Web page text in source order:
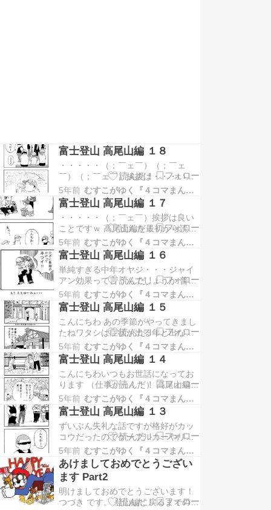
富士登山 高尾山編 １８
・・・・・（；￣ェ￣）（；￣ェ
￣）（；￣ェ￣）挨拶は・・・いい
ことだよネ？ 高尾山編を最初から読
む方は こちら → 富士登山 高尾山編
１ 富士登山 最初から読む方はこちら
→ 富士登山 準備編 １ ランキングに
参加しています。クリックしてもら
えるとランクアップしてやる気がで
ます…
5年前 むすこがゆく『４コマまんが』
富士登山 高尾山編 １７
・・・・・（；￣ェ￣）挨拶は良い
ことですｗ 高尾山編を最初から読む
方はこちら → 富士登山 高尾山編 １
富士登山 最初から読む方はこちら →
富士登山 準備編 １ ランキングに参
加しています。クリックしてもらえ
るとランクアップしてやる気がでま
す ↓↓↓クリックをお願いします！ …
5年前 むすこがゆく『４コマまんが』
富士登山 高尾山編 １６
単純すぎる中年オヤジ・・・ジャイ
アン効果って言うんでしょうか 普段
イジワルな人や見た目悪そうな人が
礼儀正しかったりするとつい感心し
ちゃいますよね 高尾山編を最初から
読む方はこちら → 富士登山 高尾山
編 １ 富士登山 最初から読む方はこ
ちら → 富士登山 準備編 １ ランキン
グに…
5年前 むすこがゆく『４コマまんが』
富士登山 高尾山編 １５
こんにちわ あの季節がやってきまし
たねワタシは症状が出る年と出ない
年があるんですけどそれって花粉症
なんでしょうか？？ 家族では敵 妻と
ムスメが酷くて薬を飲まずにはいら
れないみたいです 今回は4コマに収
める事ができず中途半端なコマ数に
なってしまいましたスマホで見るこ
とを考えるとあ…
5年前 むすこがゆく『４コマまんが』
富士登山 高尾山編 １４
こんにちわいつもお世話になってお
ります （仕事かっ！！） 高尾山編も
終盤ですそろそろ暖かくなって来て
登山する人にはいい季節でしょう 我
が家は暫く行けてませんが・・・子
どもの頃の遠足を思い出してしまい
ました 登山して頂上で飯食うってい
いですよね (´∇｀) 高尾山編を最初か
ら読む…
5年前 むすこがゆく『４コマまんが』
富士登山 高尾山編 １３
ずいぶん失礼な話ですが格好がカッ
コウだったのでケーブルカーやリフ
トで上がって展望台あたりで帰るの
かと思っていたし登山してましてや
しっかり挨拶するなんてと・・・ い
ー若者たちでしたよ ズズーっ（( ^-
^)_旦~ 脈絡がありませんが「鋼の錬
金術師」を読み始めました面白いで
5年前 むすこがゆく『４コマまんが』
あけましておめでとうござい
ます Part2
明けましておめでとうございます！
つづき です。 登山編に戻るまでの